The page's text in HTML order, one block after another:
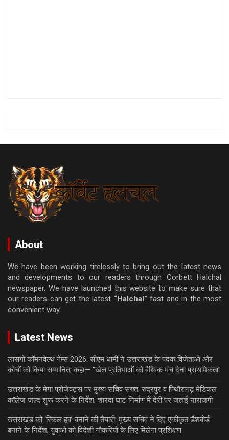
About
We have been working tirelessly to bring out the latest news
and developments to our readers through Corbett Halchal
newspaper. We have launched this website to make sure that
our readers can get the latest “Halchal” fast and in the most
convenient way.
Latest News
लासगो कॉमनवेल्थ गेम्स 2026: सीएम धामी ने उत्तराखंड के पदक विजेताओं और
कोचों को किया सम्मानित; कहा— “खेल प्रतिभाओं को वैश्विक मंच देना प्राथमिकता”
उत्तराखंड के मेगा प्रोजेक्ट्स पर मुख्य सचिव सख्त: रुद्रपुर व पिथौरागढ़ मेडिकल
कॉलेज जल्द शुरू करने के निर्देश; शारदा घाट निर्माण में देरी पर जताई नाराजगी
उत्तराखंड को ‘स्किल हब’ बनाने की तैयारी: मुख्य सचिव ने दिए एकीकृत डैशबोर्ड
बनाने के निर्देश; युवाओं को विदेशी नौकरियों के लिए मिलेगा प्रशिक्षण